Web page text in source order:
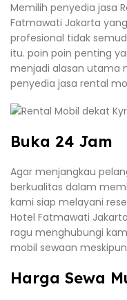
Memilih penyedia jasa
Fatmawati Jakarta
profesional tidak
itu. poin poin penting
menjadi alasan utama
penyedia jasa rental
Buka 24 Jam
Agar menjangkau
berkualitas dalam
kami siap melayani
Hotel Fatmawati
ragu menghubungi
mobil sewaan
Harga Sewa